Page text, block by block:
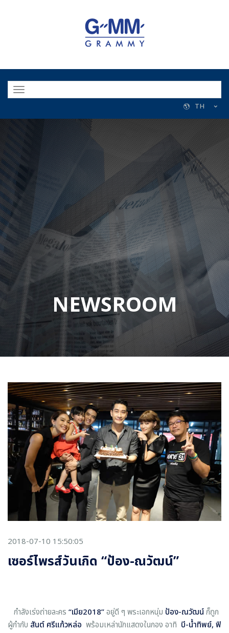
TH
NEWSROOM
2018-07-10 15:50:05
เซอร์ไพรส์วันเกิด “ป้อง-ณวัฒน์”
กำลังเร่งถ่ายละคร “เมีย2018”อยู่ดี ๆ พระเอกหนุ่ม ป้อง-ณวัฒน์ก็ถูก
ผู้กำกับ สันต์ ศรีแก้วหล่อ พร้อมเหล่านักแสดงในกอง อาทิ บี-น้ำทิพย์, ฟิ